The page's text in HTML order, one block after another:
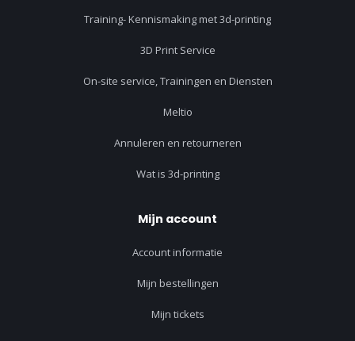
Training- Kennismaking met 3d-printing
3D Print Service
On-site service, Trainingen en Diensten
Meltio
Annuleren en retourneren
Wat is 3d-printing
Mijn account
Account informatie
Mijn bestellingen
Mijn tickets